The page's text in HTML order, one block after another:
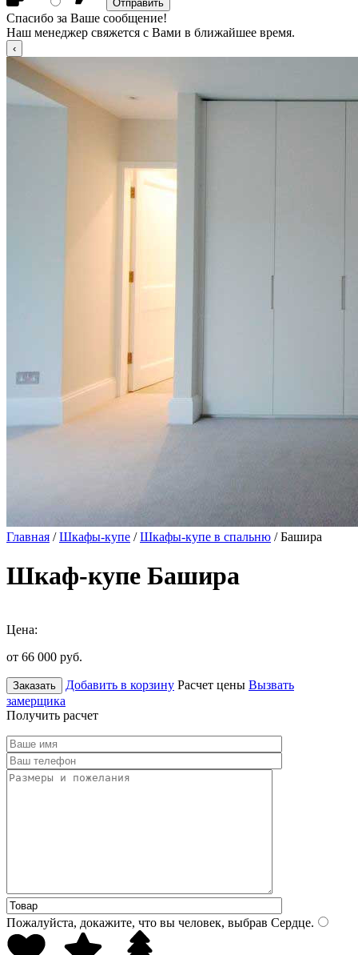
Спасибо за Ваше сообщение!
Наш менеджер свяжется с Вами в ближайшее время.
Главная /Шкафы-купе /Шкафы-купе в спальню / Башира
Шкаф-купе Башира
Цена:
от 66 000 руб.
Заказать Добавить в корзину Расчет цены Вызвать
замерщика
Получить расчет
Пожалуйста, докажите, что вы человек, выбрав Сердце.